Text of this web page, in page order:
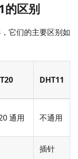
的区别
它们的主要区别如
DHT11
通用 不通用
插针